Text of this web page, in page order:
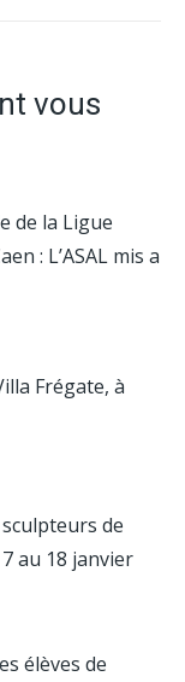
vous
de la Ligue
: L’ASAL mis a
Frégate, à
de
7 au 18 janvier
élèves de